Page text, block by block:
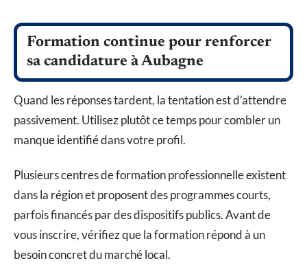
Formation continue pour renforcer
sa candidature à Aubagne
Quand les réponses tardent, la tentation est d’attendre
passivement. Utilisez plutôt ce temps pour combler un
manque identifié dans votre profil.
Plusieurs centres de formation professionnelle existent
dans la région et proposent des programmes courts,
parfois financés par des dispositifs publics. Avant de
vous inscrire, vérifiez que la formation répond à un
besoin concret du marché local.